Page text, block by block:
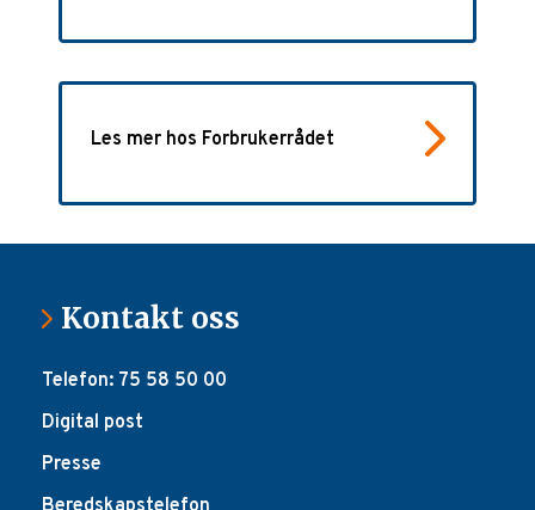
Les mer hos Forbrukerrådet
Kontakt oss
Telefon: 75 58 50 00
Digital post
Presse